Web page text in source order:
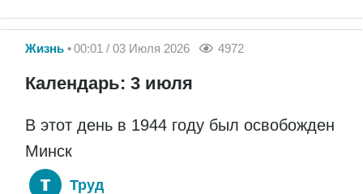
Жизнь 00:01 / 03 Июля 2026 4972
Календарь: 3 июля
В этот день в 1944 году был освобожден
Минск
Труд